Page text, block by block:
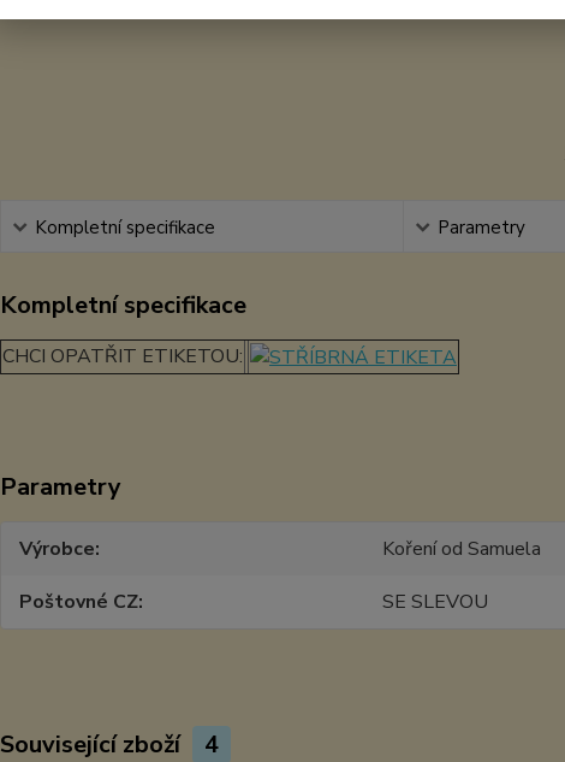
Kompletní specifikace Parametry
Kompletní specifikace
CHCI OPATŘIT ETIKETOU:
Parametry
Výrobce
Koření od Samuela
Poštovné CZ
SE SLEVOU
Související zboží 4